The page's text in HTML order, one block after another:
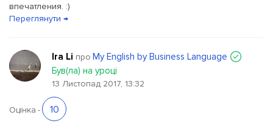
впечатления. :)
Переглянути →
Ira Li про My English by Business Language
Був(ла) на уроці
13 Листопад 2017, 13:32
Оцінка - 10